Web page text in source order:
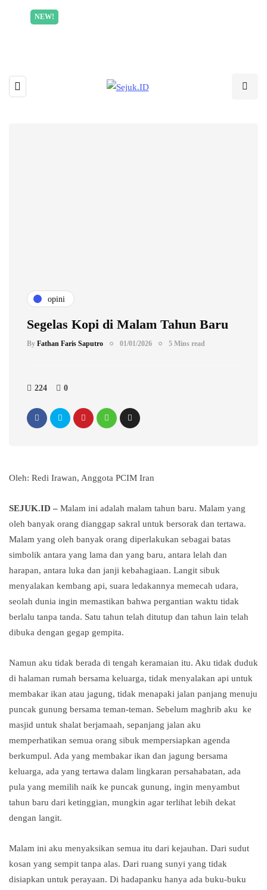
NEW!
opini
Segelas Kopi di Malam Tahun Baru
By Fathan Faris Saputro 01/01/2026 5 Mins read
224 0
Oleh: Redi Irawan, Anggota PCIM Iran
SEJUK.ID – Malam ini adalah malam tahun baru. Malam yang
oleh banyak orang dianggap sakral untuk bersorak dan tertawa.
Malam yang oleh banyak orang diperlakukan sebagai batas
simbolik antara yang lama dan yang baru, antara lelah dan
harapan, antara luka dan janji kebahagiaan. Langit sibuk
menyalakan kembang api, suara ledakannya memecah udara,
seolah dunia ingin memastikan bahwa pergantian waktu tidak
berlalu tanpa tanda. Satu tahun telah ditutup dan tahun lain telah
dibuka dengan gegap gempita.
Namun aku tidak berada di tengah keramaian itu. Aku tidak duduk
di halaman rumah bersama keluarga, tidak menyalakan api untuk
membakar ikan atau jagung, tidak menapaki jalan panjang menuju
puncak gunung bersama teman-teman. Sebelum maghrib aku ke
masjid untuk shalat berjamaah, sepanjang jalan aku
memperhatikan semua orang sibuk mempersiapkan agenda
berkumpul. Ada yang membakar ikan dan jagung bersama
keluarga, ada yang tertawa dalam lingkaran persahabatan, ada
pula yang memilih naik ke puncak gunung, ingin menyambut
tahun baru dari ketinggian, mungkin agar terlihat lebih dekat
dengan langit.
Malam ini aku menyaksikan semua itu dari kejauhan. Dari sudut
kosan yang sempit tanpa alas. Dari ruang sunyi yang tidak
disiapkan untuk perayaan. Di hadapanku hanya ada buku-buku